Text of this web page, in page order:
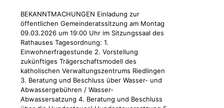
BEKANNTMACHUNGEN Einladung zur
öffentlichen Gemeinderatssitzung am Montag
09.03.2026 um 19:00 Uhr im Sitzungssaal des
Rathauses Tagesordnung: 1.
Einwohnerfragestunde 2. Vorstellung
zukünftiges Trägerschaftsmodell des
katholischen Verwaltungszentrums Riedlingen
3. Beratung und Beschluss über Wasser- und
Abwassergebühren / Wasser-
Abwassersatzung 4. Beratung und Beschluss